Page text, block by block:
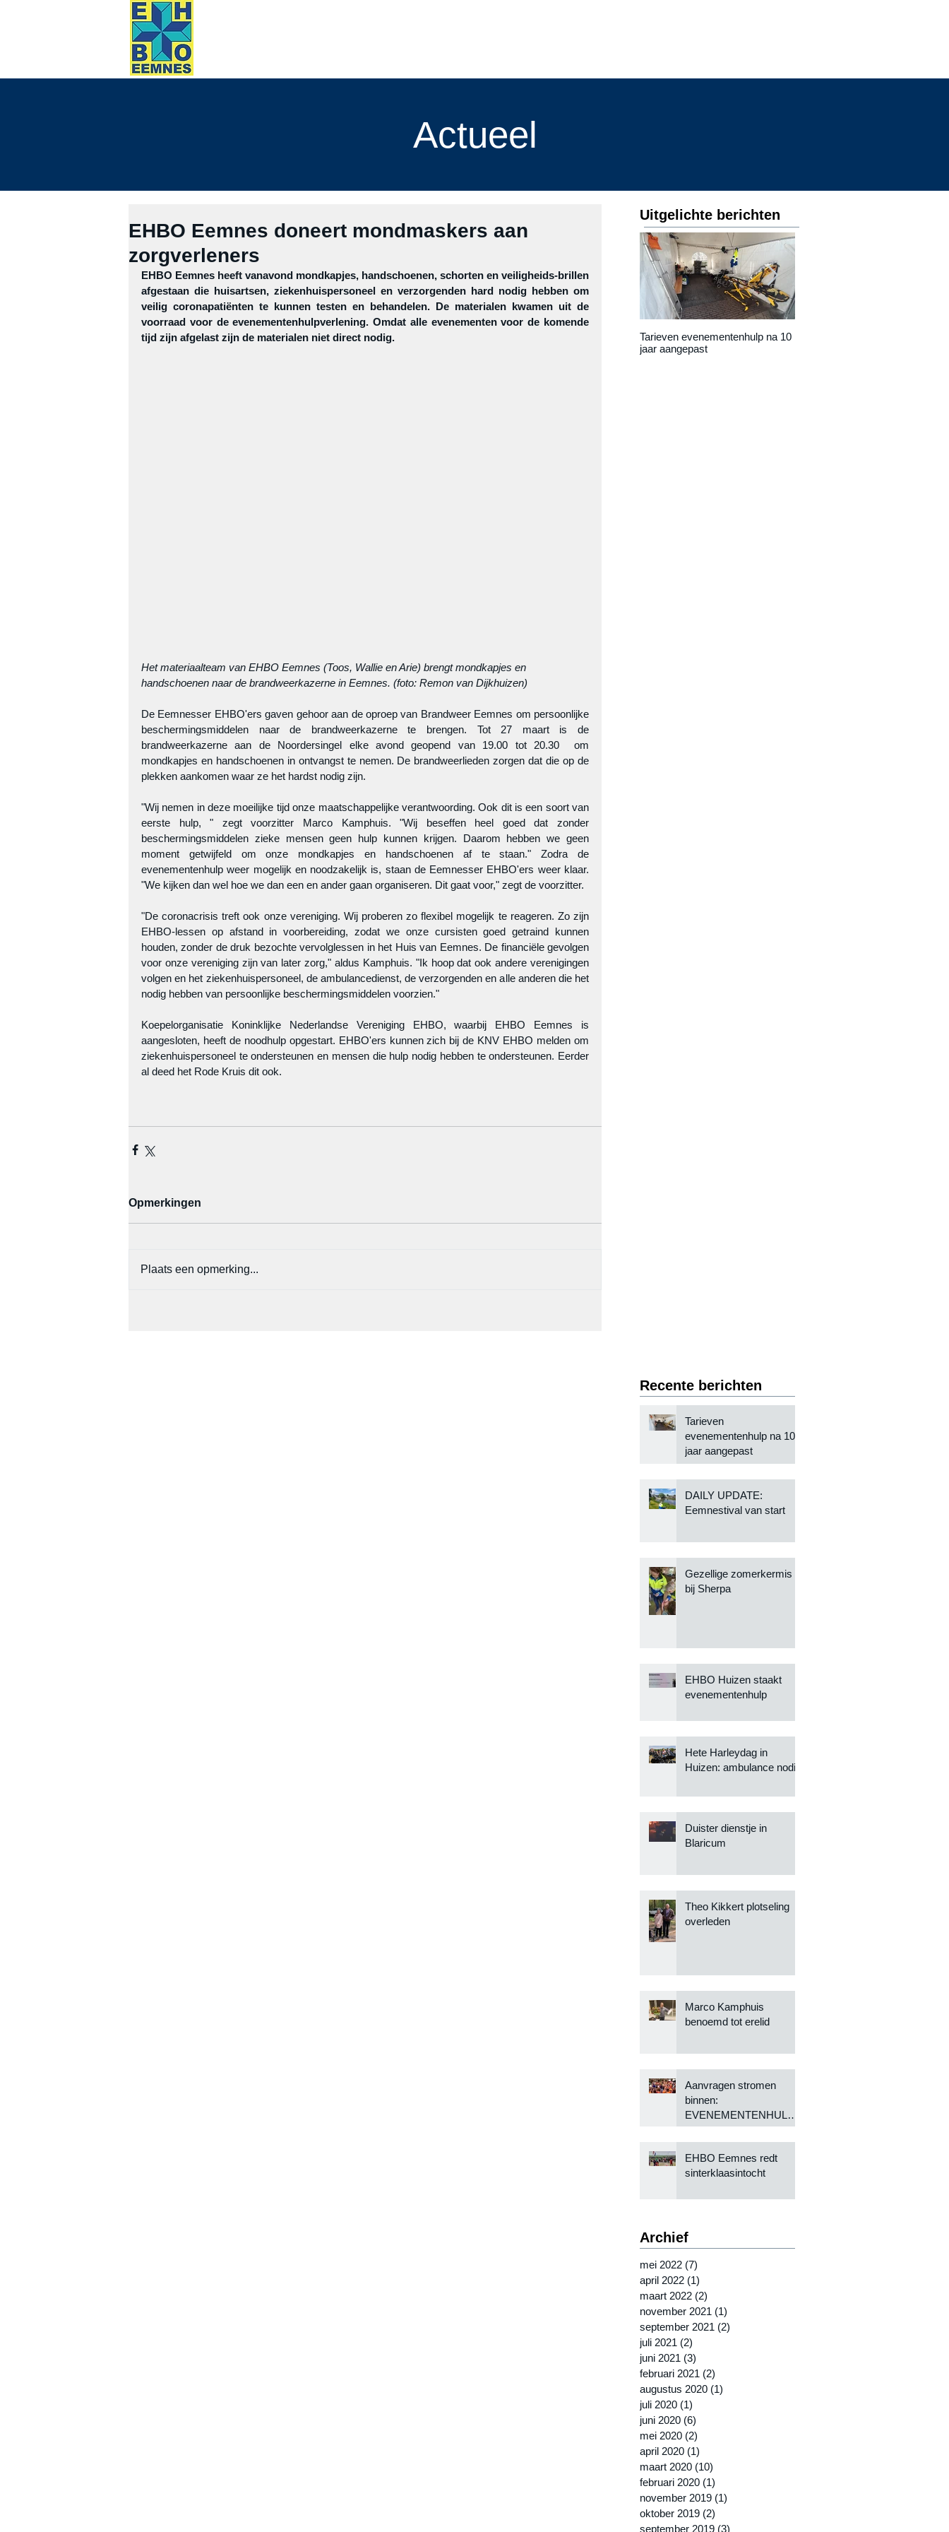
Actueel
EHBO Eemnes doneert mondmaskers aan
zorgverleners
EHBO Eemnes heeft vanavond mondkapjes, handschoenen, schorten en veiligheids-brillen
afgestaan die huisartsen, ziekenhuispersoneel en verzorgenden hard nodig hebben om
veilig coronapatiënten te kunnen testen en behandelen. De materialen kwamen uit de
voorraad voor de evenementenhulpverlening. Omdat alle evenementen voor de komende
tijd zijn afgelast zijn de materialen niet direct nodig.
Het materiaalteam van EHBO Eemnes (Toos, Wallie en Arie) brengt mondkapjes en
handschoenen naar de brandweerkazerne in Eemnes. (foto: Remon van Dijkhuizen)
De Eemnesser EHBO'ers gaven gehoor aan de oproep van Brandweer Eemnes om persoonlijke
beschermingsmiddelen naar de brandweerkazerne te brengen. Tot 27 maart is de
brandweerkazerne aan de Noordersingel elke avond geopend van 19.00 tot 20.30  om
mondkapjes en handschoenen in ontvangst te nemen. De brandweerlieden zorgen dat die op de
plekken aankomen waar ze het hardst nodig zijn.
"Wij nemen in deze moeilijke tijd onze maatschappelijke verantwoording. Ook dit is een soort van
eerste hulp, " zegt voorzitter Marco Kamphuis. "Wij beseffen heel goed dat zonder
beschermingsmiddelen zieke mensen geen hulp kunnen krijgen. Daarom hebben we geen
moment getwijfeld om onze mondkapjes en handschoenen af te staan." Zodra de
evenementenhulp weer mogelijk en noodzakelijk is, staan de Eemnesser EHBO'ers weer klaar.
"We kijken dan wel hoe we dan een en ander gaan organiseren. Dit gaat voor," zegt de voorzitter.
"De coronacrisis treft ook onze vereniging. Wij proberen zo flexibel mogelijk te reageren. Zo zijn
EHBO-lessen op afstand in voorbereiding, zodat we onze cursisten goed getraind kunnen
houden, zonder de druk bezochte vervolglessen in het Huis van Eemnes. De financiële gevolgen
voor onze vereniging zijn van later zorg," aldus Kamphuis. "Ik hoop dat ook andere verenigingen
volgen en het ziekenhuispersoneel, de ambulancedienst, de verzorgenden en alle anderen die het
nodig hebben van persoonlijke beschermingsmiddelen voorzien."
Koepelorganisatie Koninklijke Nederlandse Vereniging EHBO, waarbij EHBO Eemnes is
aangesloten, heeft de noodhulp opgestart. EHBO'ers kunnen zich bij de KNV EHBO melden om
ziekenhuispersoneel te ondersteunen en mensen die hulp nodig hebben te ondersteunen. Eerder
al deed het Rode Kruis dit ook.
Opmerkingen
Plaats een opmerking...
Uitgelichte berichten
Tarieven evenementenhulp na 10
jaar aangepast
Recente berichten
Tarieven
evenementenhulp na 10
jaar aangepast
DAILY UPDATE:
Eemnestival van start
Gezellige zomerkermis
bij Sherpa
EHBO Huizen staakt
evenementenhulp
Hete Harleydag in
Huizen: ambulance nodig
Duister dienstje in
Blaricum
Theo Kikkert plotseling
overleden
Marco Kamphuis
benoemd tot erelid
Aanvragen stromen
binnen:
EVENEMENTENHULP
KOMT WEER OP GANG
EHBO Eemnes redt
sinterklaasintocht
Archief
mei 2022 (7)
april 2022 (1)
maart 2022 (2)
november 2021 (1)
september 2021 (2)
juli 2021 (2)
juni 2021 (3)
februari 2021 (2)
augustus 2020 (1)
juli 2020 (1)
juni 2020 (6)
mei 2020 (2)
april 2020 (1)
maart 2020 (10)
februari 2020 (1)
november 2019 (1)
oktober 2019 (2)
september 2019 (3)